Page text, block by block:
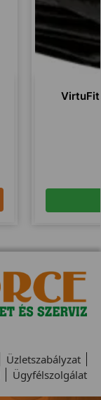
Üzletszabályzat
Ügyfélszolgálat